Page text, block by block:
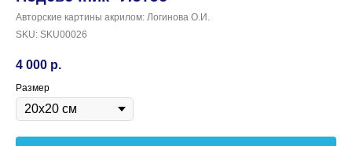
Авторские картины акрилом: Логинова О.И.
SKU: SKU00026
4 000 р.
Размер